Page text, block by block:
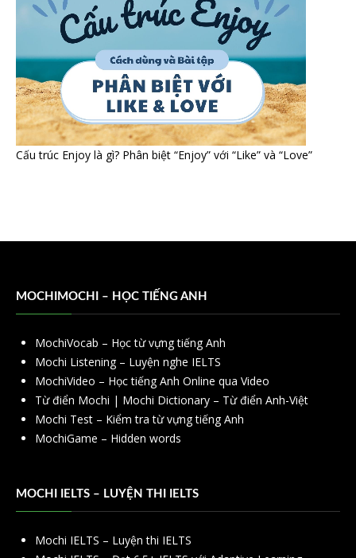
Cấu trúc Enjoy là gì? Phân biệt “Enjoy” với “Like” và “Love”
MOCHIMOCHI – HỌC TIẾNG ANH
MochiVocab – Học từ vựng tiếng Anh
Mochi Listening – Luyện nghe IELTS
MochiVideo – Học tiếng Anh Online qua Video
Từ điển Mochi | Mochi Dictionary – Từ điển Anh-Việt
Mochi Test – Kiểm tra từ vựng tiếng Anh
MochiGame – Hidden words
MOCHI IELTS – LUYỆN THI IELTS
Mochi IELTS – Luyện thi IELTS